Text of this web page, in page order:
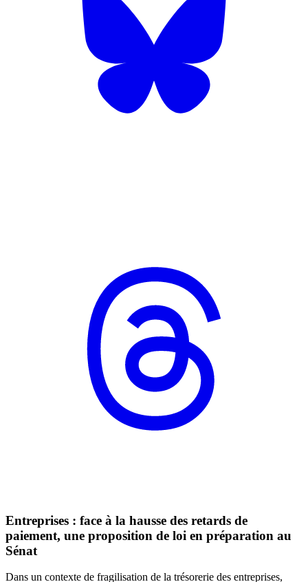
Entreprises : face à la hausse des retards de
paiement, une proposition de loi en préparation au
Sénat
Dans un contexte de fragilisation de la trésorerie des entreprises,